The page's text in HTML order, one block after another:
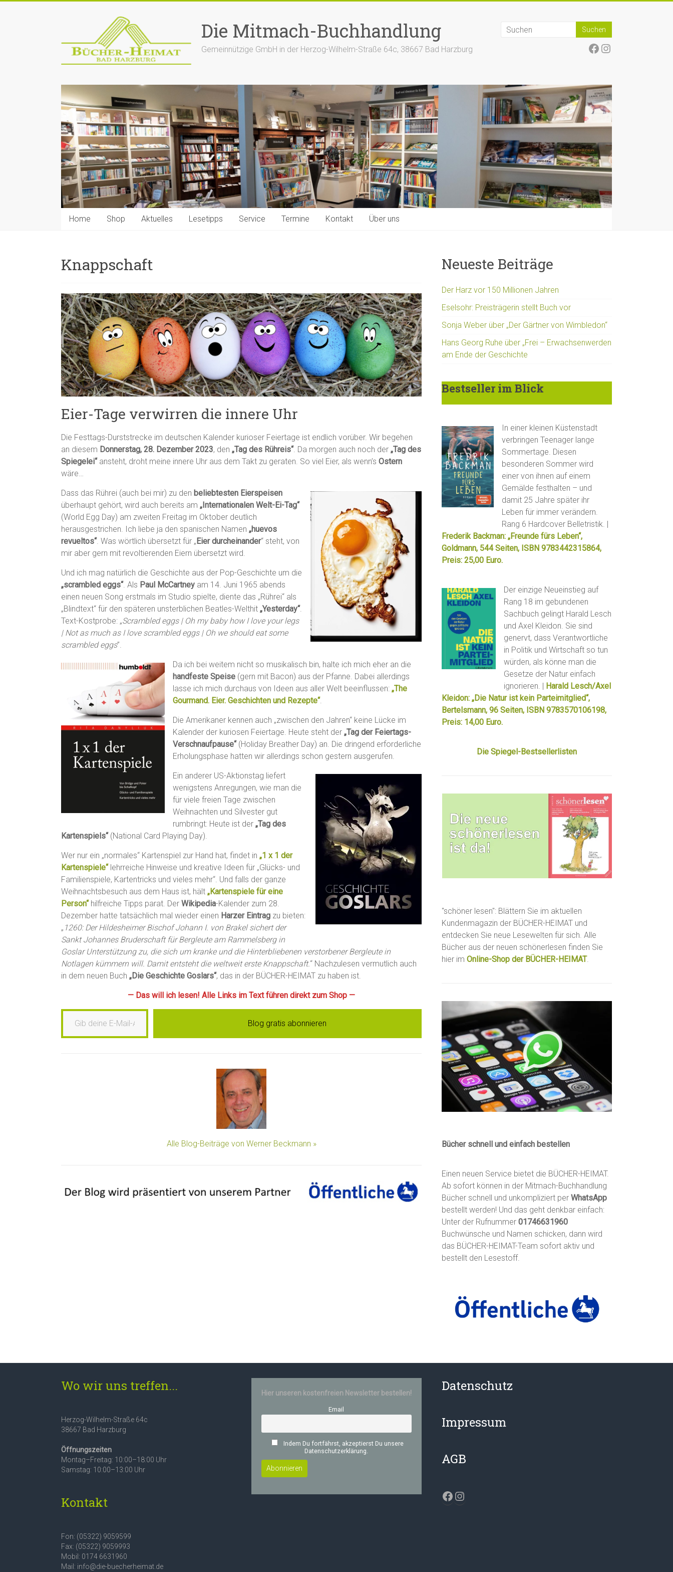
Die Mitmach-Buchhandlung
Gemeinnützige GmbH in der Herzog-Wilhelm-Straße 64c, 38667 Bad Harzburg Facebook
Instagram
Home Shop Aktuelles Lesetipps Service Termine Kontakt Über uns
Knappschaft
Eier-Tage verwirren die innere Uhr
Die Festtags-Durststrecke im deutschen Kalender kurioser Feiertage ist endlich vorüber. Wir begehen
an diesem Donnerstag, 28. Dezember 2023, den „Tag des Rühreis“. Da morgen auch noch der „Tag des
Spiegelei“ansteht, droht meine innere Uhr aus dem Takt zu geraten. So viel Eier, als wenn’s Ostern
wäre…
Dass das Rührei (auch bei mir) zu den beliebtesten Eierspeisen
überhaupt gehört, wird auch bereits am „Internationalen Welt-Ei-Tag“
(World Egg Day) am zweiten Freitag im Oktober deutlich
herausgestrichen. Ich liebe ja den spanischen Namen „huevos
revueltos“. Was wörtlich übersetzt für „Eier durcheinander“ steht, von
mir aber gern mit revoltierenden Eiern übersetzt wird.
Und ich mag natürlich die Geschichte aus der Pop-Geschichte um die
„scrambled eggs“. Als Paul McCartney am 14. Juni 1965 abends
einen neuen Song erstmals im Studio spielte, diente das „Rührei“ als
„Blindtext“ für den späteren unsterblichen Beatles-Welthit „Yesterday“.
Text-Kostprobe: „Scrambled eggs | Oh my baby how I love your legs
| Not as much as I love scrambled eggs | Oh we should eat some
scrambled eggs”.
Da ich bei weitem nicht so musikalisch bin, halte ich mich eher an die
handfeste Speise (gern mit Bacon) aus der Pfanne. Dabei allerdings
lasse ich mich durchaus von Ideen aus aller Welt beeinflussen: „The
Gourmand. Eier. Geschichten und Rezepte“.
Die Amerikaner kennen auch „zwischen den Jahren“ keine Lücke im
Kalender der kuriosen Feiertage. Heute steht der „Tag der Feiertags-
Verschnaufpause“(Holiday Breather Day) an. Die dringend erforderliche
Erholungsphase hatten wir allerdings schon gestern ausgerufen.
Ein anderer US-Aktionstag liefert
wenigstens Anregungen, wie man die
für viele freien Tage zwischen
Weihnachten und Silvester gut
rumbringt: Heute ist der „Tag des
Kartenspiels“(National Card Playing Day).
Wer nur ein „normales“ Kartenspiel zur Hand hat, findet in „1 x 1 der
Kartenspiele“lehrreiche Hinweise und kreative Ideen für „Glücks- und
Familienspiele, Kartentricks und vieles mehr“. Und falls der ganze
Weihnachtsbesuch aus dem Haus ist, hält „Kartenspiele für eine
Person“hilfreiche Tipps parat. Der Wikipedia-Kalender zum 28.
Dezember hatte tatsächlich mal wieder einen Harzer Eintrag zu bieten:
„ 1260: Der Hildesheimer Bischof Johann I. von Brakel sichert der
Sankt Johannes Bruderschaft für Bergleute am Rammelsberg in
Goslar Unterstützung zu, die sich um kranke und die Hinterbliebenen verstorbener Bergleute in
Notlagen kümmern will. Damit entsteht die weltweit erste Knappschaft.“ Nachzulesen vermutlich auch
in dem neuen Buch „Die Geschichte Goslars“, das in der BÜCHER-HEIMAT zu haben ist.
— Das will ich lesen! Alle Links im Text führen direkt zum Shop —
Gib deine E-Mail-Adresse ein …
Blog gratis abonnieren
Alle Blog-Beiträge von Werner Beckmann »
Neueste Beiträge
Der Harz vor 150 Millionen Jahren
Eselsohr: Preisträgerin stellt Buch vor
Sonja Weber über „Der Gärtner von Wimbledon“
Hans Georg Ruhe über „Frei – Erwachsenwerden
am Ende der Geschichte
Bestseller im Blick
In einer kleinen Küstenstadt
verbringen Teenager lange
Sommertage. Diesen
besonderen Sommer wird
einer von ihnen auf einem
Gemälde festhalten – und
damit 25 Jahre später ihr
Leben für immer verändern.
Rang 6 Hardcover Belletristik. |
Frederik Backman: „Freunde fürs Leben“,
Goldmann, 544 Seiten, ISBN 9783442315864,
Preis: 25,00 Euro.
Der einzige Neueinstieg auf
Rang 18 im gebundenen
Sachbuch gelingt Harald Lesch
und Axel Kleidon. Sie sind
genervt, dass Verantwortliche
in Politik und Wirtschaft so tun
würden, als könne man die
Gesetze der Natur einfach
ignorieren. | Harald Lesch/Axel
Kleidon: „Die Natur ist kein Parteimitglied“,
Bertelsmann, 96 Seiten, ISBN 9783570106198,
Preis: 14,00 Euro.
Die Spiegel-Bestsellerlisten
"schöner lesen": Blättern Sie im aktuellen
Kundenmagazin der BÜCHER-HEIMAT und
entdecken Sie neue Lesewelten für sich. Alle
Bücher aus der neuen schönerlesen finden Sie
hier imOnline-Shop der BÜCHER-HEIMAT.
Bücher schnell und einfach bestellen
Einen neuen Service bietet die BÜCHER-HEIMAT.
Ab sofort können in der Mitmach-Buchhandlung
Bücher schnell und unkompliziert perWhatsApp
bestellt werden! Und das geht denkbar einfach:
Unter der Rufnummer01746631960
Buchwünsche und Namen schicken, dann wird
das BÜCHER-HEIMAT-Team sofort aktiv und
bestellt den Lesestoff.
Wo wir uns treffen...
Herzog-Wilhelm-Straße 64c
38667 Bad Harzburg
Öffnungszeiten
Montag–Freitag: 10:00–18:00 Uhr
Samstag: 10:00–13:00 Uhr
Kontakt
Fon: (05322) 9059599
Fax: (05322) 9059993
Mobil: 0174 6631960
Mail: info@die-buecherheimat.de
Hier unseren kostenfreien Newsletter bestellen!
Email
Indem Du fortfährst, akzeptierst Du unsere
Datenschutzerklärung.
Datenschutz
Impressum
AGB
Facebook
Instagram